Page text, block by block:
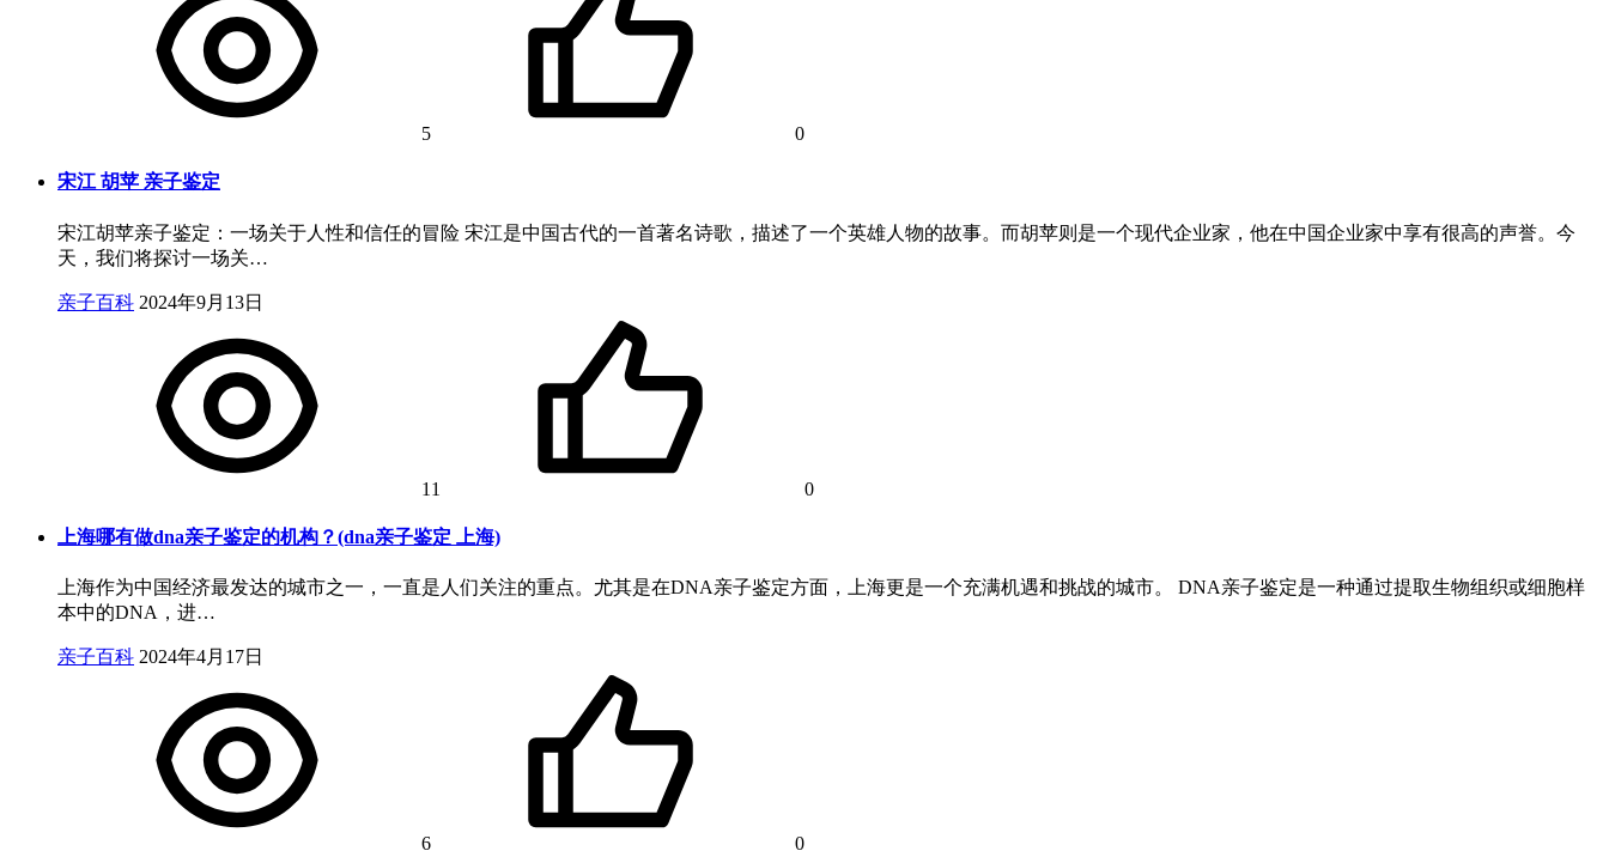
5 0
宋江 胡苹 亲子鉴定
宋江胡苹亲子鉴定：一场关于人性和信任的冒险 宋江是中国古代的一首著名诗歌，描述了一个英雄人物的故事。而胡苹则是一个现代企业家，他在中国企业家中享有很高的声誉。今
天，我们将探讨一场关…
亲子百科 2024年9月13日
11 0
上海哪有做dna亲子鉴定的机构？(dna亲子鉴定 上海)
上海作为中国经济最发达的城市之一，一直是人们关注的重点。尤其是在DNA亲子鉴定方面，上海更是一个充满机遇和挑战的城市。 DNA亲子鉴定是一种通过提取生物组织或细胞样
本中的DNA，进…
亲子百科 2024年4月17日
6 0